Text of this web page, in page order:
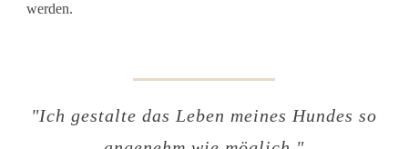
werden.
"Ich gestalte das Leben meines Hundes so